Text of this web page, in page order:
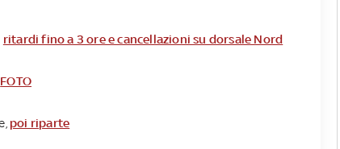
ritardi fino a 3 ore e cancellazioni su dorsale Nord
FOTO
poi riparte